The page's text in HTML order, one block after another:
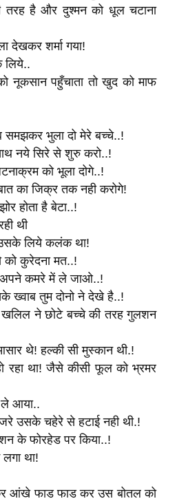
तरह है और दुश्मन को धूल चटाना
देखकर शर्मा गया!
लिये..
नूकसान पहुँचाता तो खुद को माफ
समझकर भुला दो मेरे बच्चे..!
नये सिरे से शुरु करो..!
को भूला दोगे..!
का जिक्र तक नही करोगे!
होता है बेटा..!
थी
उसके लिये कलंक था!
कुरेदना मत..!
कमरे में ले जाओ..!
ख्वाब तुम दोनो ने देखे है..!
खलिल ने छोटे बच्चे की तरह गुलशन
थे! हल्की सी मुस्कान थी.!
रहा था! जैसे कीसी फूल को भ्रमर
आया..
उसके चहेरे से हटाई नही थी.!
के फोरहेड पर किया..!
था!
आंखे फाड फाड कर उस बोतल को